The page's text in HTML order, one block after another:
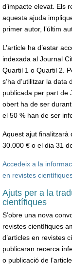
d’impacte elevat. Els
aquesta ajuda
primer autor, l’últim
L’article ha d’estar
indexada al Journal
Quartil 1 o Quartil 2.
s’ha d’utilitzar la data
publicada per part de
obert ha de ser
el 50 % han de ser
Aquest ajut finalitzarà
30.000 € o el dia 31
Accedeix a la
en revistes
Ajuts per a la
científiques
S’obre una nova
revistes científiques
d’articles en revistes
publicaran recerca
o publicació de